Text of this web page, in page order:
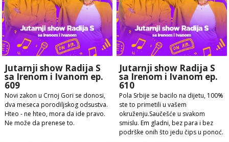
Jutarnji show Radija S
sa Irenom i Ivanom ep.
609
Novi zakon u Crnoj Gori se donosi,
dva meseca porodiljskog odsustva.
Hteo - ne hteo, mora da ide pravo.
Ne može da prenese to.
Jutarnji show Radija S
sa Irenom i Ivanom ep.
610
Pola Srbije se bacilo na dijetu, 100%
ste to primetili u vašem
okruženju.Saučešće u svakom
smislu. Em gladni, bez para i bez
podrške onih što jedu čips u ponoć.